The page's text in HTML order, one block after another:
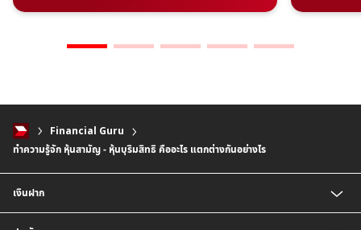
Financial Guru
ทำความรู้จัก หุ้นสามัญ - หุ้นบุริมสิทธิ คืออะไร แตกต่างกันอย่างไร
เงินฝาก